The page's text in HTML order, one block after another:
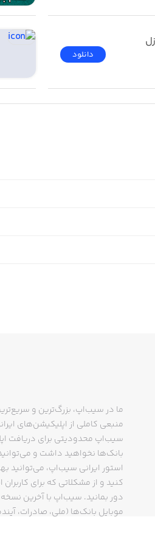
دانلود
ما در سیب‌اپ، بزرگ‌ترین و
منبعی کاملی از اپلیکیشن‌های
سیب‌اپ محدودیتی برای دریافت
بانک‌ها نخواهید داشت و
استور ایرانی سیب‌اپ، می‌توانید
دور بمانید. سیب‌اپ با آخرین نسخه
موبایل بانک‌ها (ملی، صادرات،